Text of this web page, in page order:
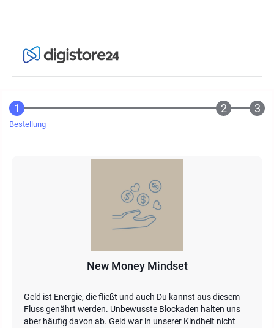
Bestellung
New Money Mindset
Geld ist Energie, die fließt und auch Du kannst aus diesem
Fluss genährt werden. Unbewusste Blockaden halten uns
aber häufig davon ab. Geld war in unserer Kindheit nicht